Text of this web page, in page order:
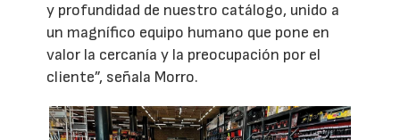
y profundidad de nuestro catálogo, unido a
un magnífico equipo humano que pone en
valor la cercanía y la preocupación por el
cliente”, señala Morro.